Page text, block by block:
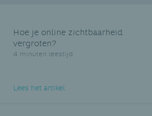
Hoe je online zichtbaarheid
vergroten?
4 minuten leestijd
Lees het artikel